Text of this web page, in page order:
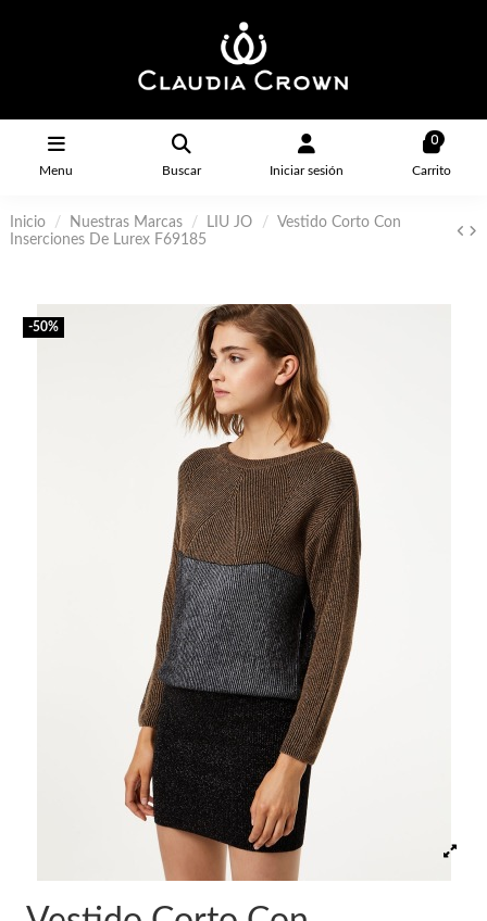
Menu Buscar Iniciar sesión
0
Carrito
Inicio Nuestras Marcas LIU JO
Vestido Corto Con
Inserciones De Lurex F69185
-50%